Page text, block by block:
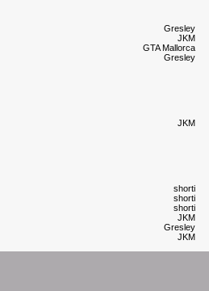
Gresley
JKM
GTA Mallorca
Gresley
JKM
shorti
shorti
shorti
JKM
Gresley
JKM